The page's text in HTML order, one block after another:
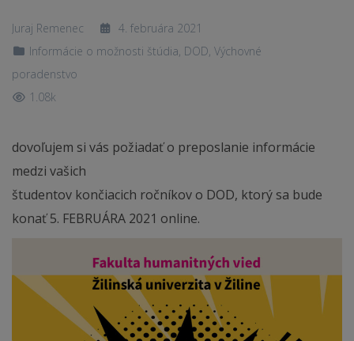
Juraj Remenec
4. februára 2021
Informácie o možnosti štúdia, DOD Výchovné
poradenstvo
1.08k
dovoľujem si vás požiadať o preposlanie informácie
medzi vašich
študentov končiacich ročníkov o DOD, ktorý sa bude
konať 5. FEBRUÁRA 2021 online.